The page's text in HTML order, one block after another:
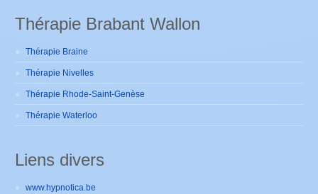
Thérapie Brabant Wallon
Thérapie Braine
Thérapie Nivelles
Thérapie Rhode-Saint-Genèse
Thérapie Waterloo
Liens divers
www.hypnotica.be